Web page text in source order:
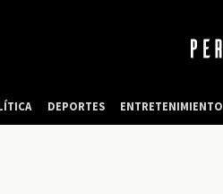
DEPORTES ENTRETENIMIENTO